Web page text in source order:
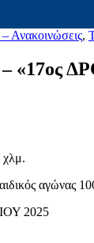
Ανακοινώσεις,
–
χλμ.
αγώνας
2025